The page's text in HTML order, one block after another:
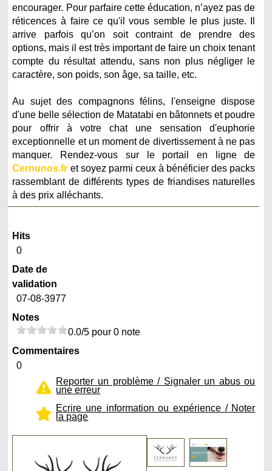
encourager. Pour parfaire cette éducation, n’ayez pas de
réticences à faire ce qu'il vous semble le plus juste. Il
arrive parfois qu’on soit contraint de prendre des
options, mais il est très important de faire un choix tenant
compte du résultat attendu, sans non plus négliger le
caractère, son poids, son âge, sa taille, etc.
Au sujet des compagnons félins, l'enseigne dispose
d'une belle sélection de Matatabi en bâtonnets et poudre
pour offrir à votre chat une sensation d'euphorie
exceptionnelle et un moment de divertissement à ne pas
manquer. Rendez-vous sur le portail en ligne de
Cernunos.fr et soyez parmi ceux à bénéficier des packs
rassemblant de différents types de friandises naturelles
à des prix alléchants.
Hits
0
Date de
validation
07-08-3977
Notes
0.0/5 pour 0 note
Commentaires
0
Reporter un problème / Signaler un abus ou
une erreur
Ecrire une information ou expérience / Noter
la page